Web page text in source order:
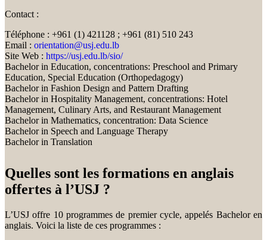
Contact :
Téléphone : +961 (1) 421128 ; +961 (81) 510 243
Email : orientation@usj.edu.lb
Site Web : https://usj.edu.lb/sio/
Bachelor in Education, concentrations: Preschool and Primary
Education, Special Education (Orthopedagogy)
Bachelor in Fashion Design and Pattern Drafting
Bachelor in Hospitality Management, concentrations: Hotel
Management, Culinary Arts, and Restaurant Management
Bachelor in Mathematics, concentration: Data Science
Bachelor in Speech and Language Therapy
Bachelor in Translation
Quelles sont les formations en anglais
offertes à l’USJ ?
L’USJ offre 10 programmes de premier cycle, appelés Bachelor en
anglais. Voici la liste de ces programmes :